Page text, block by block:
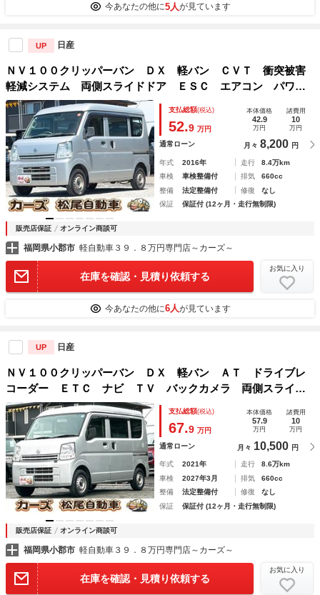
今あなたの他に5人が見ています
UP 日産
ＮＶ１００クリッパーバン ＤＸ 軽バン ＣＶＴ 衝突被害
軽減システム 両側スライドドア ＥＳＣ エアコン パワー
ステアリング 運転席エアバッグ 助手席エアバッグ
支払総額(税込)
52.9 万円
本体価格
42.9
万円
諸費用
10
万円
通常ローン 月々 8,200 円
年式 2016年 走行
8.4万km
車検
車検整備付 排気
660cc
整備
法定整備付 修復
なし
保証
保証付 (12ヶ月・走行無制限)
販売店保証 オンライン商談可
福岡県小郡市 軽自動車３９．８万円専門店～カーズ～
在庫を確認・見積り依頼する
お気に入り
今あなたの他に6人が見ています
UP 日産
ＮＶ１００クリッパーバン ＤＸ 軽バン ＡＴ ドライブレ
コーダー ＥＴＣ ナビ ＴＶ バックカメラ 両側スライド
ドア キーレスエントリー エアコン 運転席エアバッグ 助
手席エアバッグ ＣＤ ＵＳＢ
支払総額(税込)
67.9 万円
本体価格
57.9
万円
諸費用
10
万円
通常ローン 月々 10,500 円
年式 2021年 走行
8.6万km
車検
2027年3月 排気
660cc
整備
法定整備付 修復
なし
保証
保証付 (12ヶ月・走行無制限)
販売店保証 オンライン商談可
福岡県小郡市 軽自動車３９．８万円専門店～カーズ～
在庫を確認・見積り依頼する
お気に入り